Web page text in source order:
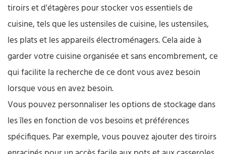
tiroirs et d'étagères pour stocker vos essentiels de
cuisine, tels que les ustensiles de cuisine, les ustensiles,
les plats et les appareils électroménagers. Cela aide à
garder votre cuisine organisée et sans encombrement, ce
qui facilite la recherche de ce dont vous avez besoin
lorsque vous en avez besoin.
Vous pouvez personnaliser les options de stockage dans
les îles en fonction de vos besoins et préférences
spécifiques. Par exemple, vous pouvez ajouter des tiroirs